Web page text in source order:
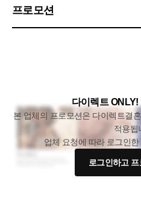
프로모션
다이렉트
본 업체의 프로모션은 다이렉트결
적용됩
업체 요청에 따라 로그인
로그인하고